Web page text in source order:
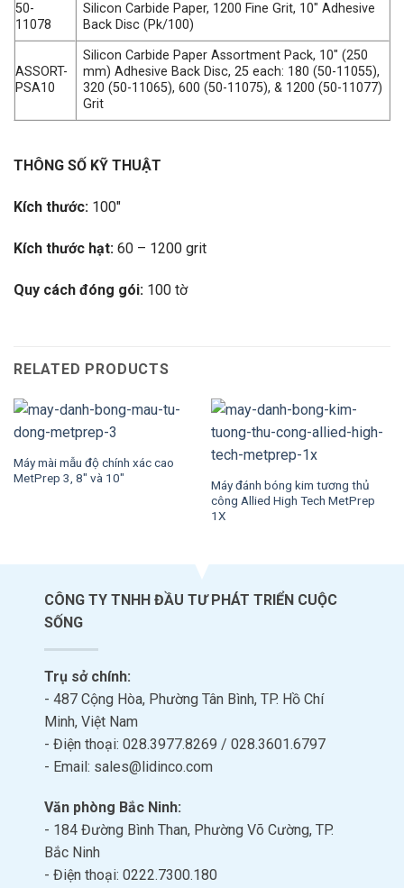
50-
11078
Silicon Carbide Paper, 1200 Fine Grit, 10″ Adhesive
Back Disc (Pk/100)
ASSORT-
PSA10
Silicon Carbide Paper Assortment Pack, 10″ (250
mm) Adhesive Back Disc, 25 each: 180 (50-11055),
320 (50-11065), 600 (50-11075), & 1200 (50-11077)
Grit
THÔNG SỐ KỸ THUẬT
Kích thước: 100″
Kích thước hạt: 60 – 1200 grit
Quy cách đóng gói: 100 tờ
RELATED PRODUCTS
Máy mài mẫu độ chính xác cao
MetPrep 3, 8″ và 10″
Máy đánh bóng kim tương thủ
công Allied High Tech MetPrep
1X
CÔNG TY TNHH ĐẦU TƯ PHÁT TRIỂN CUỘC
SỐNG
Trụ sở chính:
- 487 Cộng Hòa, Phường Tân Bình, TP. Hồ Chí
Minh, Việt Nam
- Điện thoại: 028.3977.8269 / 028.3601.6797
- Email: sales@lidinco.com
Văn phòng Bắc Ninh:
- 184 Đường Bình Than, Phường Võ Cường, TP.
Bắc Ninh
- Điện thoại: 0222.7300.180